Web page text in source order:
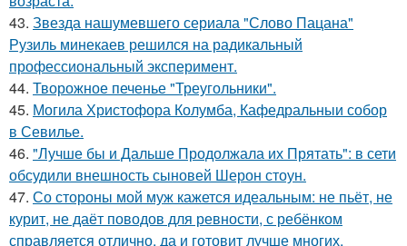
43. Звезда нашумевшего сериала "Слово Пацана"
Рузиль минекаев решился на радикальный
профессиональный эксперимент.
44. Творожное печенье "Треугольники".
45. Могила Христофора Колумба, Кафедральныи собор
в Севилье.
46. "Лучше бы и Дальше Продолжала их Прятать": в сети
обсудили внешность сыновей Шерон стоун.
47. Со стороны мой муж кажется идеальным: не пьёт, не
курит, не даёт поводов для ревности, с ребёнком
справляется отлично, да и готовит лучше многих.